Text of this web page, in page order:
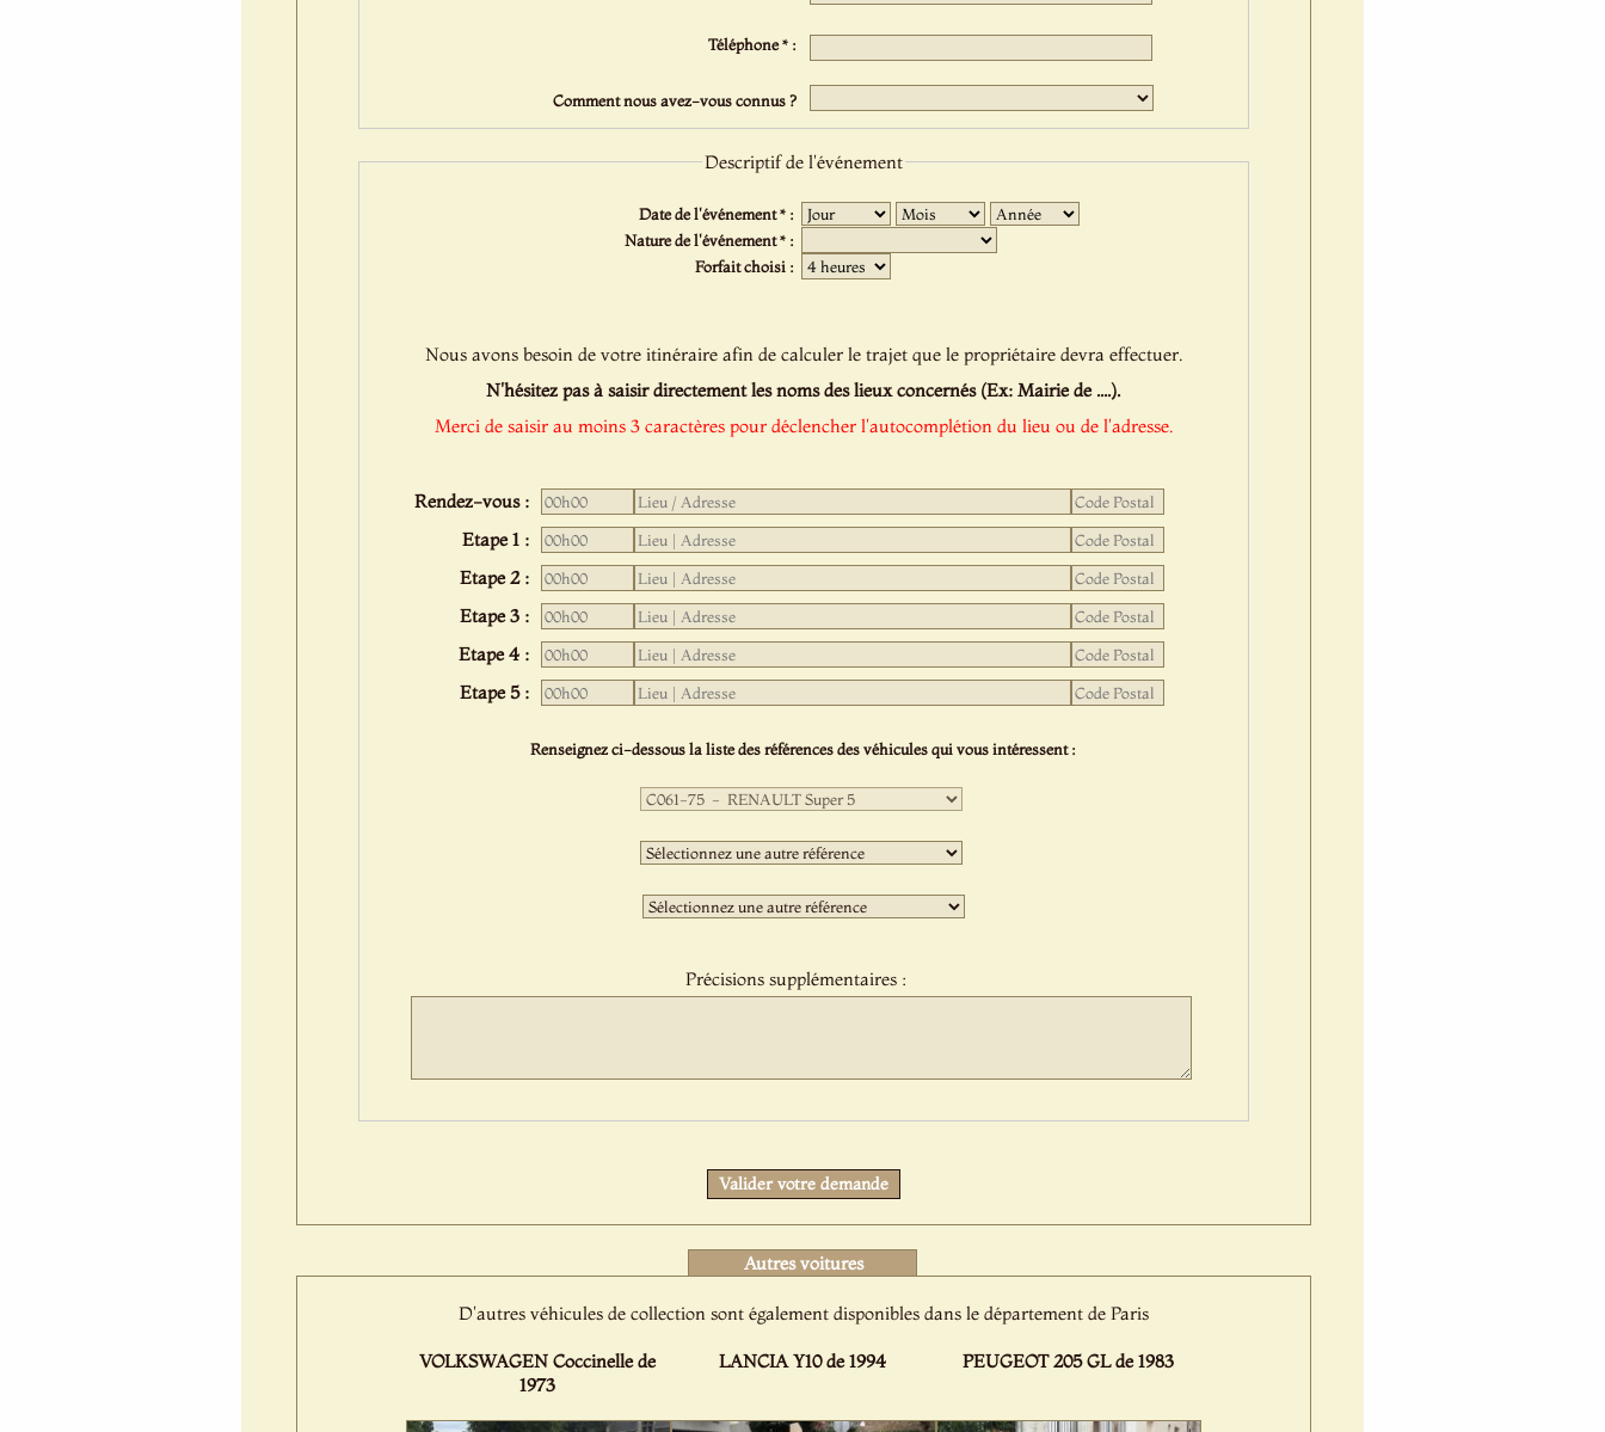
Téléphone * :
Comment nous avez-vous connus ?
Descriptif de l'événement
Date de l'événement * : Jour
Nature de l'événement * :
Forfait choisi :
Nous avons besoin de votre itinéraire afin de calculer le trajet que le propriétaire devra effectuer.
N'hésitez pas à saisir directement les noms des lieux concernés (Ex: Mairie de ....).
Merci de saisir au moins 3 caractères pour déclencher l'autocomplétion du lieu ou de l'adresse.
Rendez-vous :
Etape 1 :
Etape 2 :
Etape 3 :
Etape 4 :
Etape 5 :
Renseignez ci-dessous la liste des références des véhicules qui vous intéressent :
Première
sélection
:Deuxième
sélection
:Troisième
sélection
Précisions supplémentaires :
Valider votre demande
Autres voitures
D'autres véhicules de collection sont également disponibles dans le département de Paris
VOLKSWAGEN Coccinelle de
1973
LANCIA Y10 de 1994 PEUGEOT 205 GL de 1983